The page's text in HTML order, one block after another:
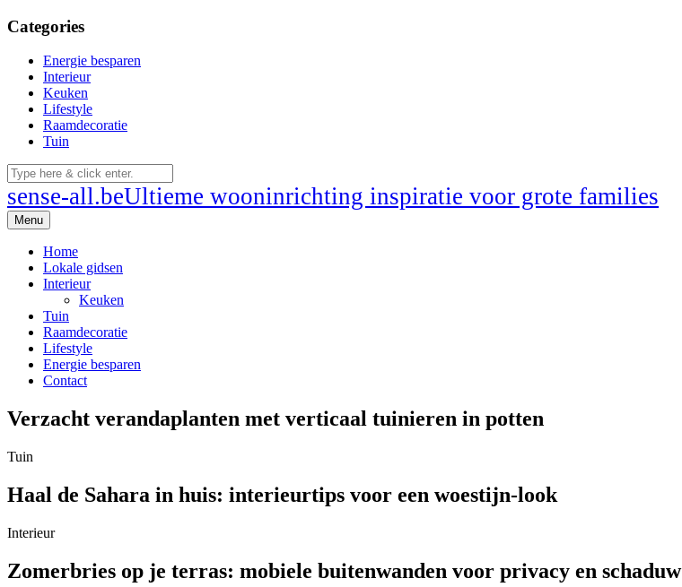
Categories
Energie besparen
Interieur
Keuken
Lifestyle
Raamdecoratie
Tuin
sense-all.beUltieme wooninrichting inspiratie voor grote families
Menu
Home
Lokale gidsen
Interieur
Keuken
Tuin
Raamdecoratie
Lifestyle
Energie besparen
Contact
Verzacht verandaplanten met verticaal tuinieren in potten
Tuin
Haal de Sahara in huis: interieurtips voor een woestijn-look
Interieur
Zomerbries op je terras: mobiele buitenwanden voor privacy en schaduw